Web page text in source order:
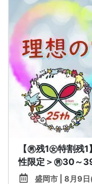
【㊚残1㊛特割残
性限定＞㊚30～
盛岡市 | 8月9